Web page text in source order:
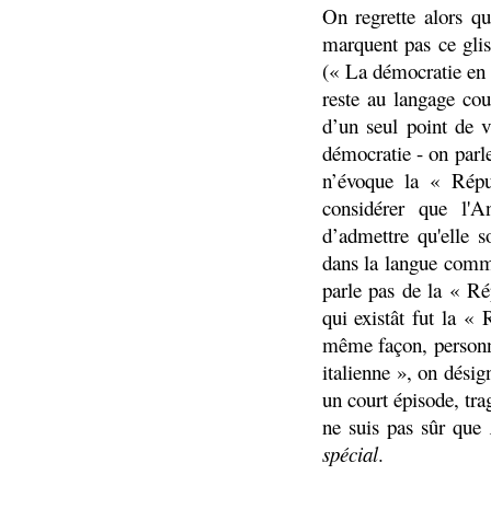
On regrette alors
marquent pas ce
(« La démocratie
reste au langage
d’un seul point de
démocratie - on
n’évoque la «
considérer que
d’admettre qu'elle
dans la langue
parle pas de la «
qui existât fut la «
même façon,
italienne », on
un court épisode,
ne suis pas sûr que
spécial.